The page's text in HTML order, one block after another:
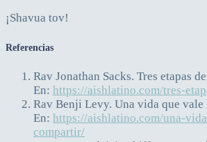
¡Shavua tov!
Referencias
Rav Jonathan Sacks. Tres etapas
En: https://aishlatino.com/tres-
Rav Benji Levy. Una vida que vale
En: https://aishlatino.com/una-
compartir/